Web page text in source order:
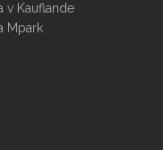
v Kauflande
Mpark